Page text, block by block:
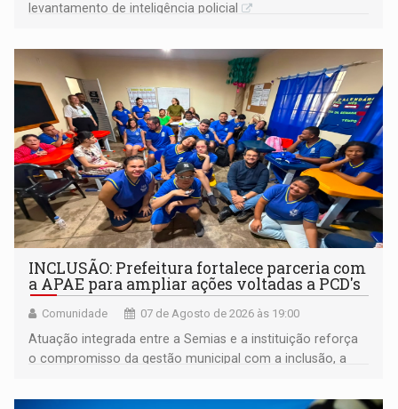
levantamento de inteligência policial
INCLUSÃO: Prefeitura fortalece parceria com
a APAE para ampliar ações voltadas a PCD's
Comunidade 07 de Agosto de 2026 às 19:00
Atuação integrada entre a Semias e a instituição reforça
o compromisso da gestão municipal com a inclusão, a